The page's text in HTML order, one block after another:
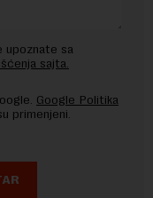
upoznate sa
sajta.
Google Politika
primenjeni.